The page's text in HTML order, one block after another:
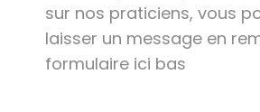
sur nos praticiens, vous
laisser un message en
formulaire ici bas